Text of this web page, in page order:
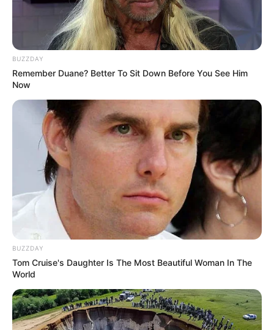
Aeropuerto de Rionegro:
Cierres programados por
mantenimiento desde
mañana
Cayó narco marroquí en
aeropuerto de Rionegro,
Antioquia
CARGAR MÁS
TEMAS DESTACADOS
FUERTES LLUVIAS
VIA AL LLANO
LIGA BETPLAY
METRO DE MEDELLÍN
CORTES DE LUZ
CORTES DE AGUA
BUZZDAY
Remember Duane? Better To Sit Down Before You See Him
Now
BUZZDAY
Tom Cruise's Daughter Is The Most Beautiful Woman In The
World